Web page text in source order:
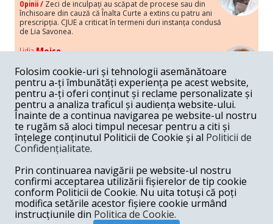
Opinii / Zeci de inculpați au scăpat de procese sau din
închisoare din cauză că Înalta Curte a extins cu patru ani
prescripția. CJUE a criticat în termeni duri instanța condusă
de Lia Savonea.
LidiaMoise
Costurile economice ale haosului politic
Opinii / Economia nu poate rezista cu retorica falsă a
susținerii intereselor poporului, care, de fapt, ascunde
obsesia menținerii privilegiilor și a averilor unor caste.
Melania Cincea
Noi puseuri de xenofobie din partea românilor
„neaoși”
Periodic, în spațiul public sunt voci care lansează
mesaje xenofobe la adresa câte unui politician care deranjează un
anumit grup politico-mediatic, într-un anumit moment.
ArmandGosu
Unirea cu Moldova: modele istorice
Folosim cookie-uri și tehnologii asemănătoare
pentru a-ți îmbunătăți experiența pe acest website,
pentru a-ți oferi conținut și reclame personalizate și
pentru a analiza traficul și audiența website-ului.
Înainte de a continua navigarea pe website-ul nostru
te rugăm să aloci timpul necesar pentru a citi și
înțelege conținutul Politicii de Cookie și al Politicii de
Confidențialitate.
Prin continuarea navigării pe website-ul nostru
confirmi acceptarea utilizării fișierelor de tip cookie
conform Politicii de Cookie. Nu uita totuși că poți
modifica setările acestor fișiere cookie urmând
instrucțiunile din Politica de Cookie.